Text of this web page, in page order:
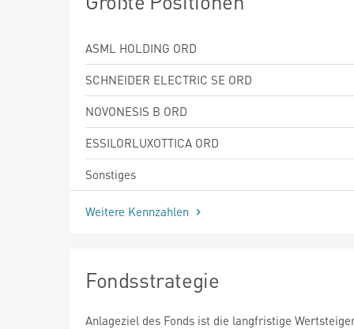
ASML HOLDING ORD
SCHNEIDER ELECTRIC SE ORD
NOVONESIS B ORD
ESSILORLUXOTTICA ORD
Sonstiges
Weitere Kennzahlen
Fondsstrategie
Anlageziel des Fonds ist die langfristige